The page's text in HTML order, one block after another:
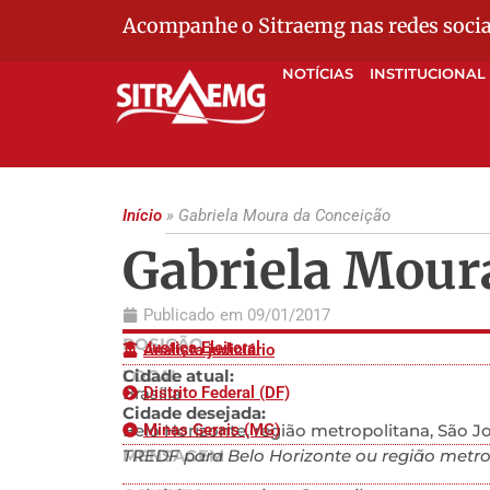
Acompanhe o Sitraemg nas redes
NOTÍCIAS INSTITUCIONAL
Início » Gabriela Moura da Conceição
Gabriela
Publicado em 09/01/2017
POSIÇÃO
Justiça Eleitoral
Analista judiciário
LOCAL
Cidade atual:
Brasília
Distrito Federal (DF)
Cidade desejada:
Belo Horizonte, região metropolitana, São
Minas Gerais (MG)
MENSAGEM
TREDF para Belo Horizonte ou região